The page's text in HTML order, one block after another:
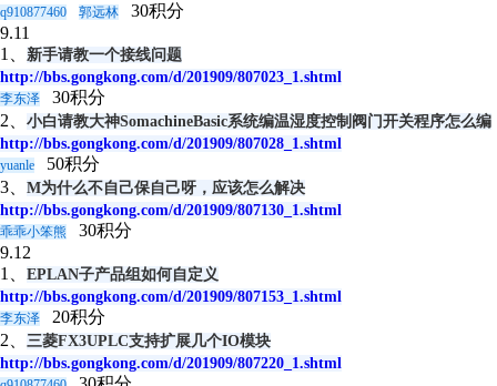
q910877460 郭远林
30积分
9.11
1、 新手请教一个接线问题
http://bbs.gongkong.com/d/201909/807023_1.shtml
李东泽
30积分
2、 小白请教大神SomachineBasic系统编温湿度控制阀门开关程序怎么编
http://bbs.gongkong.com/d/201909/807028_1.shtml
yuanle
50积分
3、 M为什么不自己保自己呀，应该怎么解决
http://bbs.gongkong.com/d/201909/807130_1.shtml
乖乖小笨熊
30积分
9.12
1、 EPLAN子产品组如何自定义
http://bbs.gongkong.com/d/201909/807153_1.shtml
李东泽
20积分
2、 三菱FX3UPLC支持扩展几个IO模块
http://bbs.gongkong.com/d/201909/807220_1.shtml